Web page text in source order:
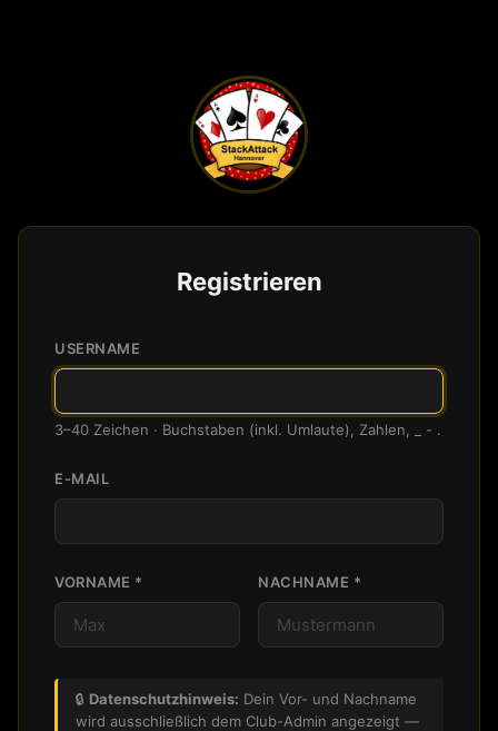
Registrieren
USERNAME
3–40 Zeichen · Buchstaben (inkl. Umlaute), Zahlen, _ - .
E-MAIL
VORNAME * NACHNAME *
🔒 Datenschutzhinweis: Dein Vor- und Nachname
wird ausschließlich dem Club-Admin angezeigt —